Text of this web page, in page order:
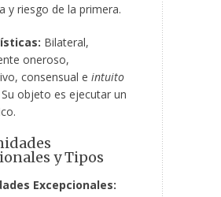
y riesgo de la primera.
Bilateral,
oneroso,
consensual e intuito
Su objeto es ejecutar un
y Tipos
Excepcionales: